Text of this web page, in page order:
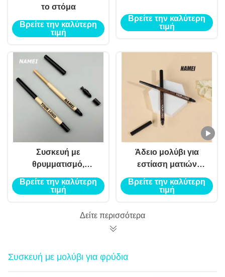
το στόμα
Βρείτε την καλύτερη
τιμή
Βρείτε την καλύτερη
τιμή
Συσκευή με
θρυμματισμό,
συσκευασία με
μολύβι, συσκευασία
Βρείτε την καλύτερη
τιμή
Άδειο μολύβι για
εστίαση ματιών
κόλλα ψεύτικο μολύβι
μεταξοσκώληκα
ζελέ μολύβι για
Βρείτε την καλύτερη
τιμή
Δείτε περισσότερα
Συσκευή με μολύβι για φρύδια